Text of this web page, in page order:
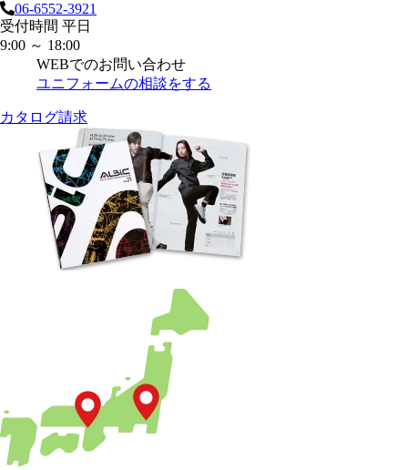
06-6552-3921
受付時間 平日
9:00 ～ 18:00
WEBでのお問い合わせ
ユニフォームの相談をする
カタログ請求